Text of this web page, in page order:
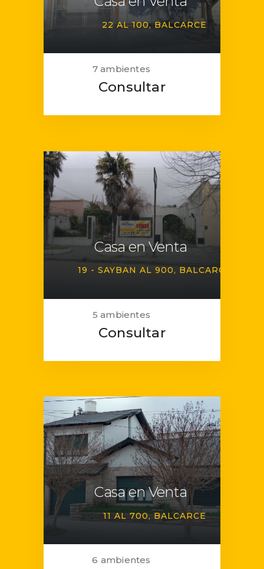
22 AL 100 BALCARCE
7 ambientes
Consultar
Casa en Venta
19 - SAYBAN AL 900 BALCARCE
5 ambientes
Consultar
Casa en Venta
11 AL 700 BALCARCE
6 ambientes